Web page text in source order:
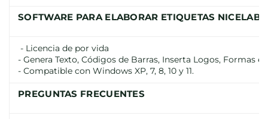
SOFTWARE PARA ELABORAR ETIQUETAS
- Licencia de por vida
- Genera Texto, Códigos de Barras, Inserta Logos, Formas e
- Compatible con Windows XP, 7, 8, 10 y 11.
PREGUNTAS FRECUENTES